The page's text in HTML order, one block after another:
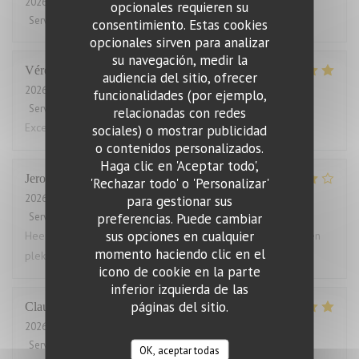
opcionales requieren su
consentimiento. Estas cookies
opcionales sirven para analizar
su navegación, medir la
audiencia del sitio, ofrecer
funcionalidades (por ejemplo,
relacionadas con redes
sociales) o mostrar publicidad
o contenidos personalizados.
Haga clic en 'Aceptar todo',
'Rechazar todo' o 'Personalizar'
para gestionar sus
preferencias. Puede cambiar
sus opciones en cualquier
momento haciendo clic en el
icono de cookie en la parte
inferior izquierda de las
páginas del sitio.
OK, aceptar todas
Servicio
Ambiente:3/5 Menú 5/5 Calidad / Precio
Véronique
2026-08-01
- 19:15 - Invitados 3
Servicio
Ambiente:4/5 Menú: 5/5 Calidad / Precio
Excellent!
Jeroen
2026-08-03
- 18:30 - Invitados 4
Servicio
Ambiente:4/5 Menú: 5/5 Calidad / Precio
Heerlijk gegeten. Grote porties, zelden zo vol gezeten. Geen
plek voor een toetje.
Claude
2026-07-31
Servicio
Ambiente:5/5 Menú:5/5 Calidad / Precio